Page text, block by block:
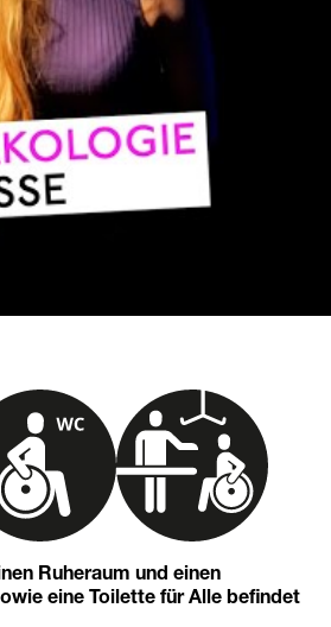
Ruheraum und einen
eine Toilette für Alle befindet